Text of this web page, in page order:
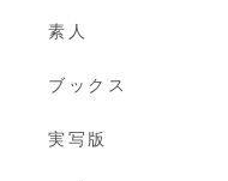
素人
ブックス
実写版